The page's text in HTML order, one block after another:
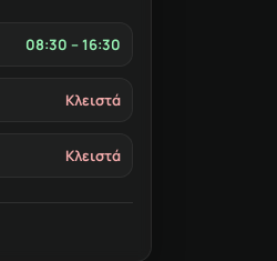
08:30 – 16:30
Κλειστά
Κλειστά